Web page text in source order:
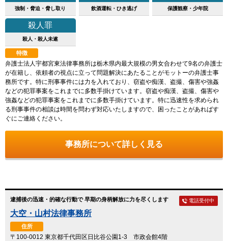
強制・脅迫・脅し取り 飲酒運転・ひき逃げ 保護観察・少年院
殺人罪
殺人・殺人未遂
特徴
弁護士法人宇都宮東法律事務所は栃木県内最大規模の男女合わせて9名の弁護士
が在籍し、依頼者の視点に立って問題解決にあたることがモットーの弁護士事
務所です。特に刑事事件には力を入れており、窃盗や痴漢、盗撮、傷害や強姦
などの犯罪事案をこれまでに多数手掛けています。窃盗や痴漢、盗撮、傷害や
強姦などの犯罪事案をこれまでに多数手掛けています。特に迅速性を求められ
る刑事事件の相談は時間を問わず対応いたしますので、困ったことがあればす
ぐにご連絡ください。
事務所について詳しく見る
逮捕後の迅速・的確な行動で 早期の身柄解放に力を尽くします
大空・山村法律事務所
住所
〒100-0012 東京都千代田区日比谷公園1-3 市政会館4階
電話受付中